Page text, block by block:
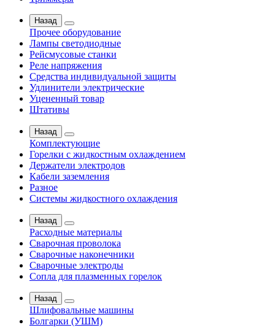
Назад
Прочее оборудование
Лампы светодиодные
Рейсмусовые станки
Реле напряжения
Средства индивидуальной защиты
Удлинители электрические
Уцененный товар
Штативы
Назад
Комплектующие
Горелки с жидкостным охлаждением
Держатели электродов
Кабели заземления
Разное
Системы жидкостного охлаждения
Назад
Расходные материалы
Сварочная проволока
Сварочные наконечники
Сварочные электроды
Сопла для плазменных горелок
Назад
Шлифовальные машины
Болгарки (УШМ)